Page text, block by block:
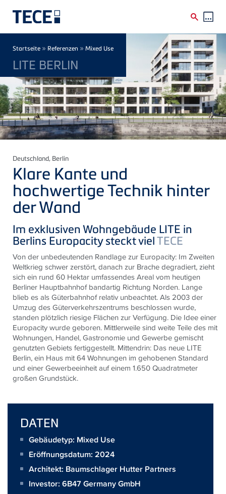
Breadcrumb
Startseite » Referenzen » Mixed Use
LITE BERLIN
Deutschland, Berlin
Klare Kante und
hochwertige Technik hinter
der Wand
Im exklusiven Wohngebäude LITE in
Berlins Europacity steckt vielTECE
Von der unbedeutenden Randlage zur Europacity: Im Zweiten
Weltkrieg schwer zerstört, danach zur Brache degradiert, zieht
sich ein rund 60 Hektar umfassendes Areal vom heutigen
Berliner Hauptbahnhof bandartig Richtung Norden. Lange
blieb es als Güterbahnhof relativ unbeachtet. Als 2003 der
Umzug des Güterverkehrszentrums beschlossen wurde,
standen plötzlich riesige Flächen zur Verfügung. Die Idee einer
Europacity wurde geboren. Mittlerweile sind weite Teile des mit
Wohnungen, Handel, Gastronomie und Gewerbe gemischt
genutzten Gebiets fertiggestellt. Mittendrin: Das neue LITE
Berlin, ein Haus mit 64 Wohnungen im gehobenen Standard
und einer Gewerbeeinheit auf einem 1.650 Quadratmeter
großen Grundstück.
DATEN
Gebäudetyp: Mixed Use
Eröffnungsdatum: 2024
Architekt: Baumschlager Hutter Partners
Investor: 6B47 Germany GmbH